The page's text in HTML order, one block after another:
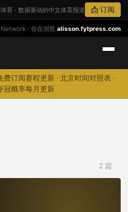
育 · 数据驱动的中文体育报道 📩 订阅
· 你在浏览 alisson.fytpress.com
费订阅赛程更新 · 北京时间对照表 ·
冠概率每月更新
2 篇